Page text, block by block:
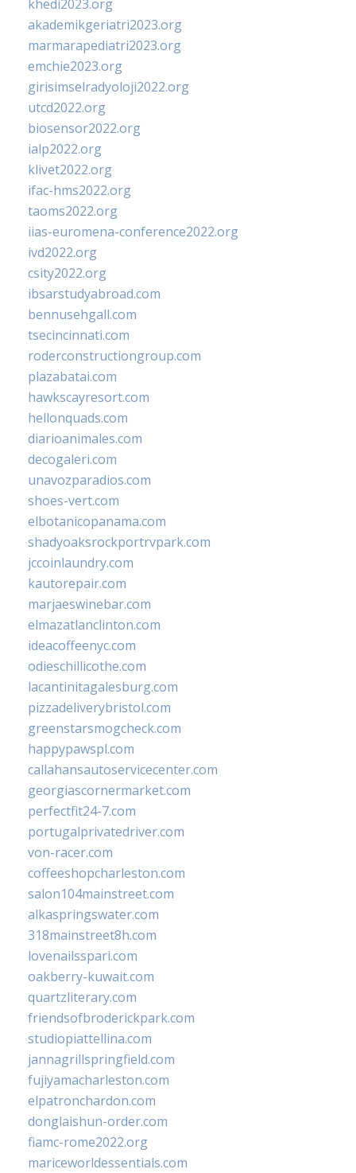
khedi2023.org
akademikgeriatri2023.org
marmarapediatri2023.org
emchie2023.org
girisimselradyoloji2022.org
utcd2022.org
biosensor2022.org
ialp2022.org
klivet2022.org
ifac-hms2022.org
taoms2022.org
iias-euromena-conference2022.org
ivd2022.org
csity2022.org
ibsarstudyabroad.com
bennusehgall.com
tsecincinnati.com
roderconstructiongroup.com
plazabatai.com
hawkscayresort.com
hellonquads.com
diarioanimales.com
decogaleri.com
unavozparadios.com
shoes-vert.com
elbotanicopanama.com
shadyoaksrockportrvpark.com
jccoinlaundry.com
kautorepair.com
marjaeswinebar.com
elmazatlanclinton.com
ideacoffeenyc.com
odieschillicothe.com
lacantinitagalesburg.com
pizzadeliverybristol.com
greenstarsmogcheck.com
happypawspl.com
callahansautoservicecenter.com
georgiascornermarket.com
perfectfit24-7.com
portugalprivatedriver.com
von-racer.com
coffeeshopcharleston.com
salon104mainstreet.com
alkaspringswater.com
318mainstreet8h.com
lovenailsspari.com
oakberry-kuwait.com
quartzliterary.com
friendsofbroderickpark.com
studiopiattellina.com
jannagrillspringfield.com
fujiyamacharleston.com
elpatronchardon.com
donglaishun-order.com
fiamc-rome2022.org
mariceworldessentials.com